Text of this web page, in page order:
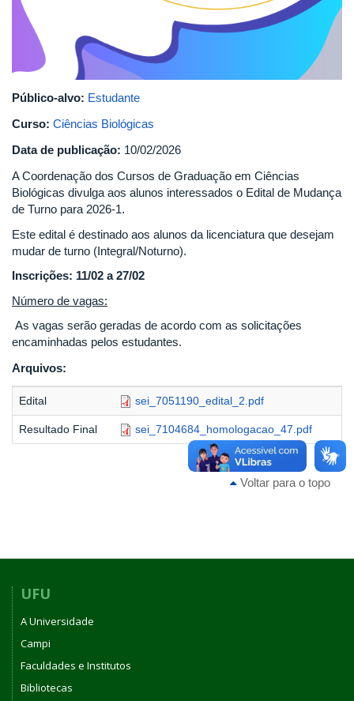
Público-alvo: Estudante
Curso: Ciências Biológicas
Data de publicação: 10/02/2026
A Coordenação dos Cursos de Graduação em Ciências
Biológicas divulga aos alunos interessados o Edital de Mudança
de Turno para 2026-1.
Este edital é destinado aos alunos da licenciatura que desejam
mudar de turno (Integral/Noturno).
Inscrições: 11/02 a 27/02
Número de vagas:
As vagas serão geradas de acordo com as solicitações
encaminhadas pelos estudantes.
Arquivos:
Edital sei_7051190_edital_2.pdf
Resultado Final sei_7104684_homologacao_47.pdf
Voltar para o topo
UFU
A Universidade
Campi
Faculdades e Institutos
Bibliotecas